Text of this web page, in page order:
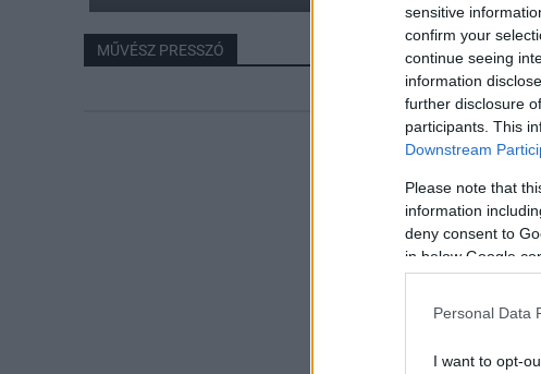
sensitive
confirm your
continue seeing
information
further disclosure
participants. This
Downstream
Please note that
information
deny consent to
in below Google
Personal Data
I want to opt-
MŰVÉSZ PRESSZÓ